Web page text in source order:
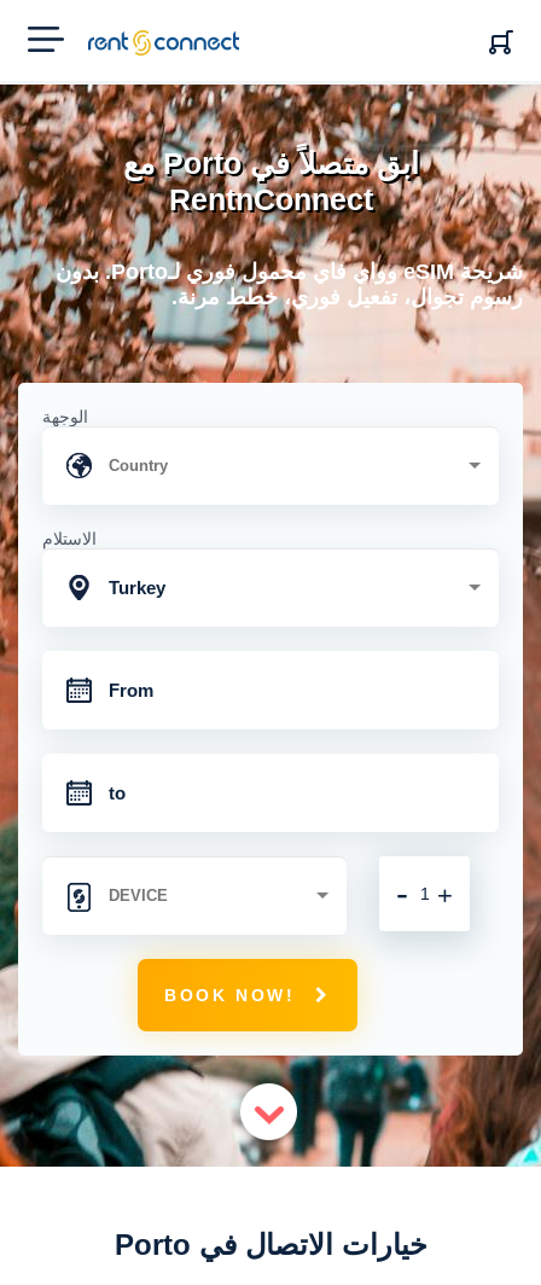
RENT'N
CONNECT
ابق متصلاً في Porto مع
RentnConnect
شريحة eSIM وواي فاي محمول فوري لـPorto. بدون
رسوم تجوال، تفعيل فوري، خطط مرنة.
الوجهة
الاستلام
Turkey
+
-
BOOK NOW!
خيارات الاتصال في Porto